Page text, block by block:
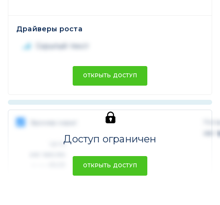
не
ЦельДоступ ограничен
ОТКРЫТЬ ДОСТУП
Драйверы роста
Скрытый текст
ОТКРЫТЬ ДОСТУП